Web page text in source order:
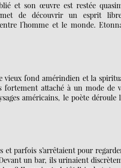
et son œuvre est restée
de découvrir un esprit
l´homme et le monde.
vieux fond amérindien et la
fortement attaché à un mode de
américains, le poète déroule
parfois s’arrêtaient pour
un bar, ils urinaient